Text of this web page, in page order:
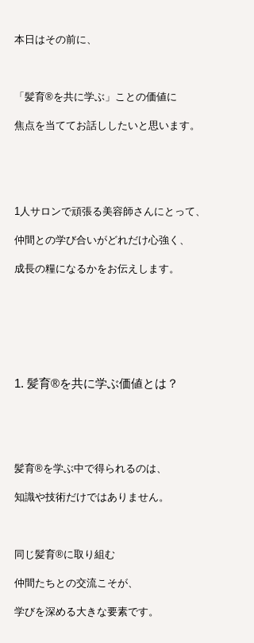
本日はその前に、
「髪育®︎を共に学ぶ」ことの価値に
焦点を当ててお話ししたいと思います。
1人サロンで頑張る美容師さんにとって、
仲間との学び合いがどれだけ心強く、
成長の糧になるかをお伝えします。
1. 髪育®︎を共に学ぶ価値とは？
髪育®︎を学ぶ中で得られるのは、
知識や技術だけではありません。
同じ髪育®︎に取り組む
仲間たちとの交流こそが、
学びを深める大きな要素です。